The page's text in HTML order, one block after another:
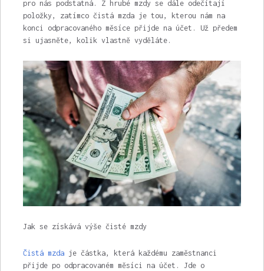
pro nás podstatná. Z hrubé mzdy se dále odečítají
položky, zatímco čistá mzda je tou, kterou nám na
konci odpracovaného měsíce přijde na účet. Už předem
si ujasněte, kolik vlastně vyděláte.
Jak se získává výše čisté mzdy
Čistá mzdaje částka, která každému zaměstnanci
přijde po odpracovaném měsíci na účet. Jde o